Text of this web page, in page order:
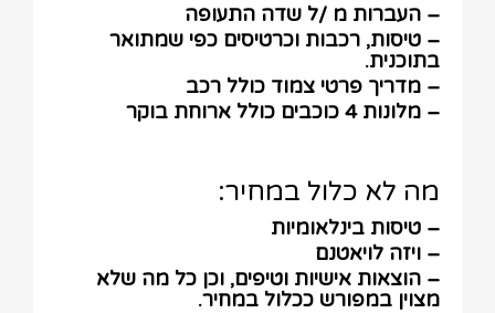
– העברות מ /ל שדה התעופה
– טיסות, רכבות וכרטיסים כפי שמתואר
בתוכנית.
– מדריך פרטי צמוד כולל רכב
– מלונות 4 כוכבים כולל ארוחת בוקר
מה לא כלול במחיר:
– טיסות בינלאומיות
– ויזה לויאטנם
– הוצאות אישיות וטיפים, וכן כל מה שלא
מצוין במפורש ככלול במחיר.